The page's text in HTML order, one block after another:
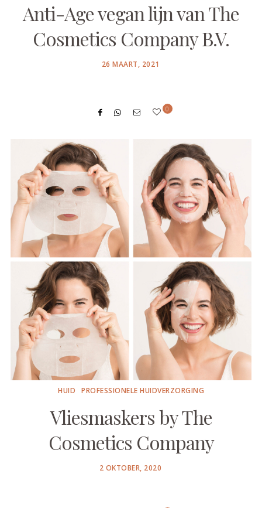
Anti-Age vegan lijn van The
Cosmetics Company B.V.
POSTED
26 MAART, 2021
0
HUID PROFESSIONELE HUIDVERZORGING
Vliesmaskers by The
Cosmetics Company
POSTED
2 OKTOBER, 2020